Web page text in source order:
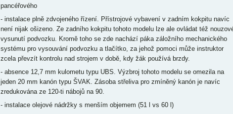
pancéřového
- instalace plně zdvojeného řízení. Přístrojové vybavení v zadním kokpitu navíc
není nijak ošizeno. Ze zadního kokpitu tohoto modelu lze ale ovládat též
vysunutí podvozku. Kromě toho se zde nachází páka záložního mechanického
systému pro vysouvání podvozku a tlačítko, za jehož pomoci může instruktor
zcela převzít kontrolu nad strojem v době, kdy žák používá brzdy.
- absence 12,7 mm kulometu typu UBS. Výzbroj tohoto modelu se omezila na
jeden 20 mm kanón typu ŠVAK. Zásoba střeliva pro zmíněný kanón je navíc
zredukována ze 120-ti nábojů na 90.
- instalace olejové nádržky s menším objemem (51 l vs 60 l)